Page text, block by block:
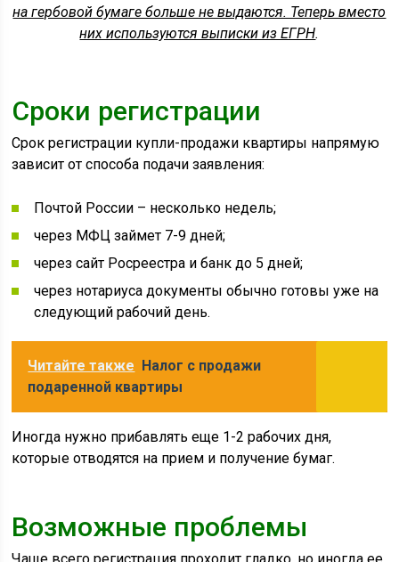
на гербовой бумаге больше не выдаются. Теперь вместо
них используются выписки из ЕГРН.
Сроки регистрации
Срок регистрации купли-продажи квартиры напрямую
зависит от способа подачи заявления:
Почтой России – несколько недель;
через МФЦ займет 7-9 дней;
через сайт Росреестра и банк до 5 дней;
через нотариуса документы обычно готовы уже на
следующий рабочий день.
Читайте также Налог с продажи
подаренной квартиры
Иногда нужно прибавлять еще 1-2 рабочих дня,
которые отводятся на прием и получение бумаг.
Возможные проблемы